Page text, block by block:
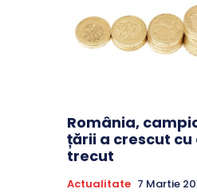
România,
țării a crescut
trecut
Actualitate 7 Martie